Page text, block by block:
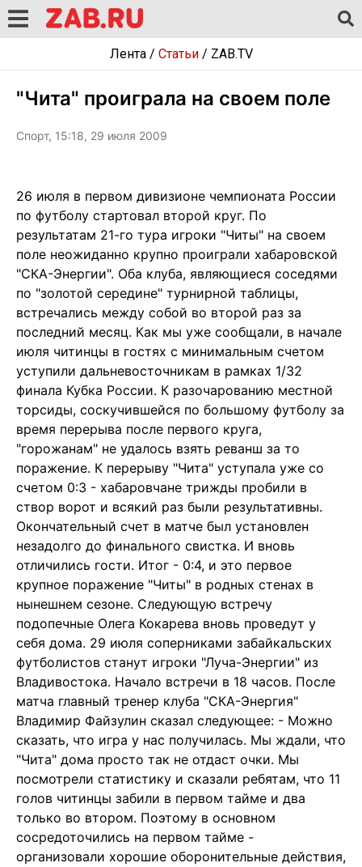
Лента/ Статьи/ ZAB.TV
"Чита" проиграла на своем поле
Спорт, 15:18, 29 июля 2009
26 июля в первом дивизионе чемпионата России
по футболу стартовал второй круг. По
результатам 21-го тура игроки "Читы" на своем
поле неожиданно крупно проиграли хабаровской
"СКА-Энергии". Оба клуба, являющиеся соседями
по "золотой середине" турнирной таблицы,
встречались между собой во второй раз за
последний месяц. Как мы уже сообщали, в начале
июля читинцы в гостях с минимальным счетом
уступили дальневосточникам в рамках 1/32
финала Кубка России. К разочарованию местной
торсиды, соскучившейся по большому футболу за
время перерыва после первого круга,
"горожанам" не удалось взять реванш за то
поражение. К перерыву "Чита" уступала уже со
счетом 0:3 - хабаровчане трижды пробили в
створ ворот и всякий раз были результативны.
Окончательный счет в матче был установлен
незадолго до финального свистка. И вновь
отличились гости. Итог - 0:4, и это первое
крупное поражение "Читы" в родных стенах в
нынешнем сезоне. Следующую встречу
подопечные Олега Кокарева вновь проведут у
себя дома. 29 июля соперниками забайкальских
футболистов станут игроки "Луча-Энергии" из
Владивостока. Начало встречи в 18 часов. После
матча главный тренер клуба "СКА-Энергия"
Владимир Файзулин сказал следующее: - Можно
сказать, что игра у нас получилась. Мы ждали, что
"Чита" дома просто так не отдаст очки. Мы
посмотрели статистику и сказали ребятам, что 11
голов читинцы забили в первом тайме и два
только во втором. Поэтому в основном
сосредоточились на первом тайме -
организовали хорошие оборонительные действия,